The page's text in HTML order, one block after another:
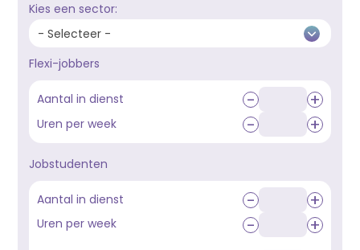
Kies een sector:
- Selecteer -
Flexi-jobbers
Aantal in dienst - +
Uren per week - +
Jobstudenten
Aantal in dienst - +
Uren per week - +